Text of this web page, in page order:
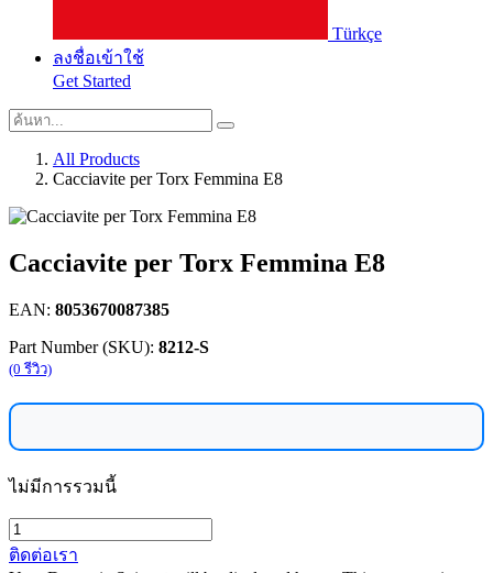
Türkçe
ลงชื่อเข้าใช้
Get Started
All Products
Cacciavite per Torx Femmina E8
Cacciavite per Torx Femmina E8
EAN: 8053670087385
Part Number (SKU): 8212-S
(0 รีวิว)
ไม่มีการรวมนี้
ติดต่อเรา